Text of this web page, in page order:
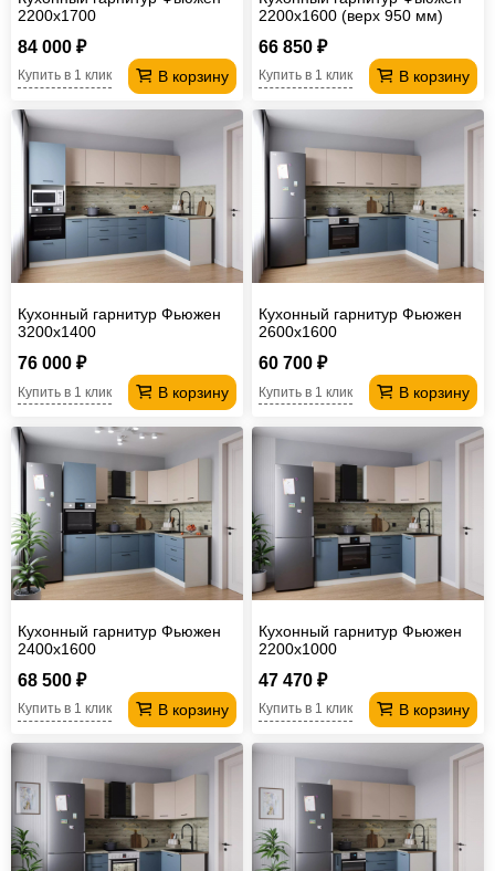
2200х1700
84 000 ₽
В корзину
Купить в 1 клик
2200х1600 (верх 950 мм)
66 850 ₽
В корзину
Купить в 1 клик
Кухонный гарнитур Фьюжен
3200х1400
76 000 ₽
В корзину
Купить в 1 клик
Кухонный гарнитур Фьюжен
2600х1600
60 700 ₽
В корзину
Купить в 1 клик
Кухонный гарнитур Фьюжен
2400х1600
68 500 ₽
В корзину
Купить в 1 клик
Кухонный гарнитур Фьюжен
2200х1000
47 470 ₽
В корзину
Купить в 1 клик